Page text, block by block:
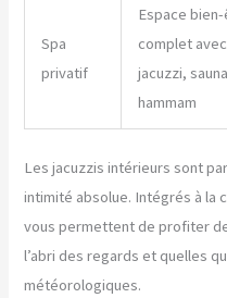
Spa
privatif
Espace
complet avec
jacuzzi,
hammam
Les jacuzzis intérieurs sont
intimité absolue. Intégrés à la
vous permettent de profiter
l’abri des regards et quelles
météorologiques.